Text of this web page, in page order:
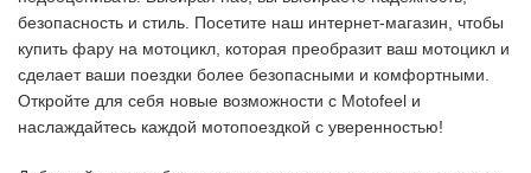
безопасность и стиль. Посетите наш интернет-магазин, чтобы
купить фару на мотоцикл, которая преобразит ваш мотоцикл и
сделает ваши поездки более безопасными и комфортными.
Откройте для себя новые возможности с Motofeel и
наслаждайтесь каждой мотопоездкой с уверенностью!